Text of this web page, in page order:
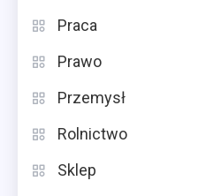
Praca
Prawo
Przemysł
Rolnictwo
Sklep